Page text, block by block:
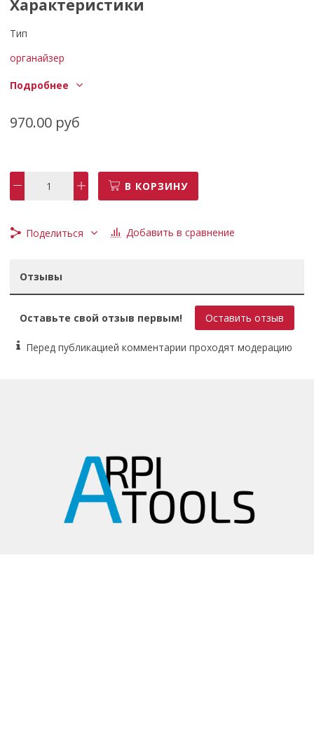
Характеристики
Тип
органайзер
Назначение
Материал
Ручка для переноски
есть
Замок
Габариты (ДхШхВ)
Подробнее
970.00 руб
В КОРЗИНУ
Поделиться Добавить в сравнение
Отзывы
Оставьте свой отзыв первым! Оставить отзыв
Перед публикацией комментарии проходят модерацию